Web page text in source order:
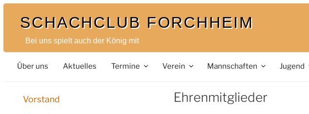
Zum
Inhalt
springenSCHACHCLUB FORCHHEIM
Bei uns spielt auch der König mit
Über uns Aktuelles Termine Verein Mannschaften Jugend
Vorstand Ehrenmitglieder